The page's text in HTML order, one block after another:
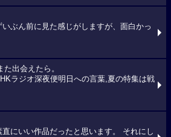
ぶん前に見た感じがしますが、面白かっ
出会えたら。
ラジオ深夜便明日への言葉,夏の特集は戦
直にいい作品だったと思います。 それにし